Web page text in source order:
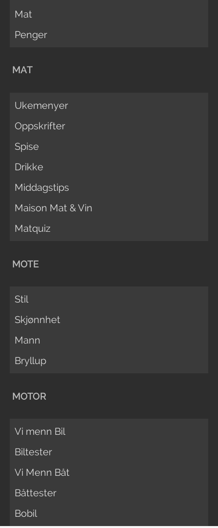
Mat
Penger
MAT
Ukemenyer
Oppskrifter
Spise
Drikke
Middagstips
Maison Mat & Vin
Matquiz
MOTE
Stil
Skjønnhet
Mann
Bryllup
MOTOR
Vi menn Bil
Biltester
Vi Menn Båt
Båttester
Bobil